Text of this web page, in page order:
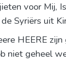
voor Mij,
Syriërs uit
HEERE
niet geheel